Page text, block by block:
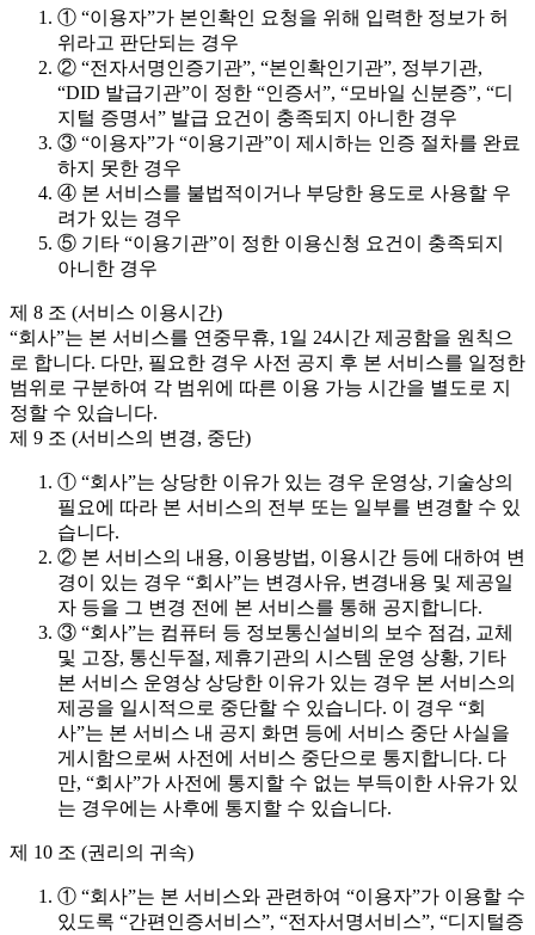
① “이용자”가 본인확인 요청을 위해 입력한 정보가 허
위라고 판단되는 경우
② “전자서명인증기관”, “본인확인기관”, 정부기관,
“DID 발급기관”이 정한 “인증서”, “모바일 신분증”, “디
지털 증명서” 발급 요건이 충족되지 아니한 경우
③ “이용자”가 “이용기관”이 제시하는 인증 절차를 완료
하지 못한 경우
④ 본 서비스를 불법적이거나 부당한 용도로 사용할 우
려가 있는 경우
⑤ 기타 “이용기관”이 정한 이용신청 요건이 충족되지
아니한 경우
제 8 조 (서비스 이용시간)
“회사”는 본 서비스를 연중무휴, 1일 24시간 제공함을 원칙으
로 합니다. 다만, 필요한 경우 사전 공지 후 본 서비스를 일정한
범위로 구분하여 각 범위에 따른 이용 가능 시간을 별도로 지
정할 수 있습니다.
제 9 조 (서비스의 변경, 중단)
① “회사”는 상당한 이유가 있는 경우 운영상, 기술상의
필요에 따라 본 서비스의 전부 또는 일부를 변경할 수 있
습니다.
② 본 서비스의 내용, 이용방법, 이용시간 등에 대하여 변
경이 있는 경우 “회사”는 변경사유, 변경내용 및 제공일
자 등을 그 변경 전에 본 서비스를 통해 공지합니다.
③ “회사”는 컴퓨터 등 정보통신설비의 보수 점검, 교체
및 고장, 통신두절, 제휴기관의 시스템 운영 상황, 기타
본 서비스 운영상 상당한 이유가 있는 경우 본 서비스의
제공을 일시적으로 중단할 수 있습니다. 이 경우 “회
사”는 본 서비스 내 공지 화면 등에 서비스 중단 사실을
게시함으로써 사전에 서비스 중단으로 통지합니다. 다
만, “회사”가 사전에 통지할 수 없는 부득이한 사유가 있
는 경우에는 사후에 통지할 수 있습니다.
제 10 조 (권리의 귀속)
① “회사”는 본 서비스와 관련하여 “이용자”가 이용할 수
있도록 “간편인증서비스”, “전자서명서비스”, “디지털증